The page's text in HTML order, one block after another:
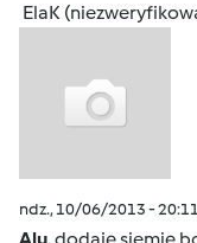
ElaK
ndz., 10/06/2013 - 20:11